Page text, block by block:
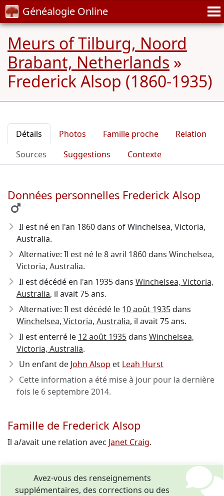
Généalogie Online
Meurs of Tilburg, Noord
Brabant, Netherlands »
Frederick Alsop (1860-1935)
Détails Photos Famille proche
Relation
Sources
Suggestions Contexte
Données personnelles Frederick Alsop
Il est né en l'an 1860dans of Winchelsea, Victoria,
Australia.
Alternative: Il est né le8 avril 1860dans Winchelsea,
Victoria, Australia.
Il est décédé en l'an 1935dans Winchelsea, Victoria,
Australia, il avait 75 ans.
Alternative: Il est décédé le 10 août 1935dans
Winchelsea, Victoria, Australia, il avait 75 ans.
Il est enterré le 12 août 1935dans Winchelsea,
Victoria, Australia.
Un enfant de John Alsop et Leah Hurst
Cette information a été mise à jour pour la dernière
fois le 6 septembre 2014.
Famille de Frederick Alsop
Il a/avait une relation avec Janet Craig.
Avez-vous des renseignements
supplémentaires, des corrections ou des